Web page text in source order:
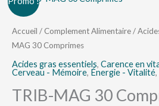
Accueil / Complement Alimentaire/
MAG 30 Comprimes
Acides gras essentiels, Carence en
Cerveau - Mémoire, Énergie - Vitalité,
TRIB-MAG 30
prix
initial
était :
د.ت 24,000.
prix
de
TRIB-
MAG
30
Comprimes